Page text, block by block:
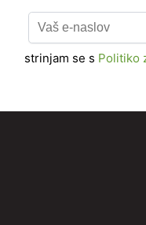
strinjam se s Politiko